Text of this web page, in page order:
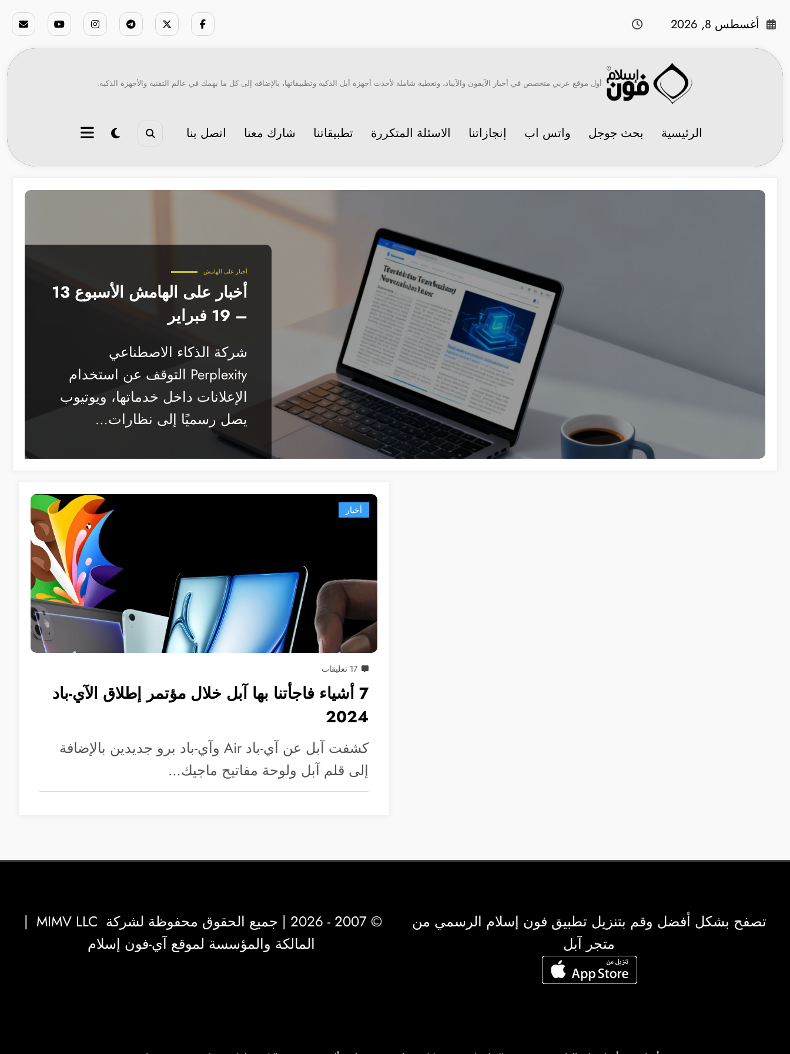
أغسطس 8, 2026
أول موقع عربي متخصص في أخبار الآيفون والآيباد، وتغطية شاملة لأحدث أجهزة أبل الذكية وتطبيقاتها، بالإضافة إلى كل ما يهمك في عالم التقنية والأجهزة الذكية.
الرئيسية بحث جوجل واتس اب إنجازاتنا الاسئلة المتكررة تطبيقاتنا شارك معنا اتصل بنا
أخبار على الهامش
أخبار على الهامش الأسبوع 13
– 19 فبراير
شركة الذكاء الاصطناعي
Perplexity التوقف عن استخدام
الإعلانات داخل خدماتها، ويوتيوب
يصل رسميًا إلى نظارات…
أخبار
17 تعليقات
7 أشياء فاجأتنا بها آبل خلال مؤتمر إطلاق الآي-باد
2024
كشفت آبل عن آي-باد Air وآي-باد برو جديدين بالإضافة
إلى قلم آبل ولوحة مفاتيح ماجيك…
تصفح بشكل أفضل وقم بتنزيل تطبيق فون إسلام الرسمي من
متجر آبل
© 2007 - 2026 | جميع الحقوق محفوظة لشركة MIMV LLC
|
المالكة والمؤسسة لموقع آي-فون إسلام